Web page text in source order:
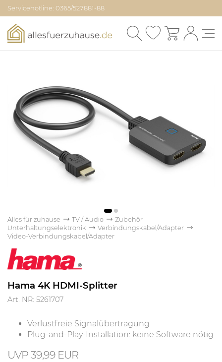
Servicehotline: 0365/527881-88
Alles für zuhause TV / Audio
Zubehör
Unterhaltungselektronik
Verbindungskabel/Adapter
Video-Verbindungskabel/Adapter
Hama 4K HDMI-Splitter
Art. NR: 5261707
Verlustfreie Signalübertragung
Plug-and-Play-Installation: keine Software nötig
39,99 EUR